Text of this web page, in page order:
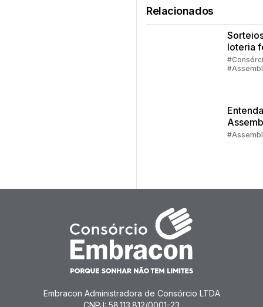
Relacionados
loteria
quando
do
Embracon Administradora de Consórcio LTDA
CNPJ: 58.113.812/0001-23